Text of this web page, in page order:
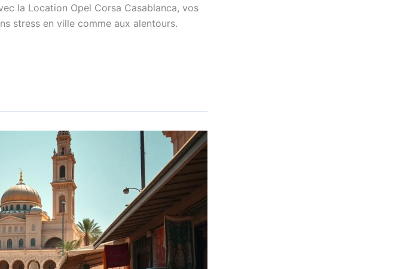
la Location Opel Corsa Casablanca, vos
stress en ville comme aux alentours.